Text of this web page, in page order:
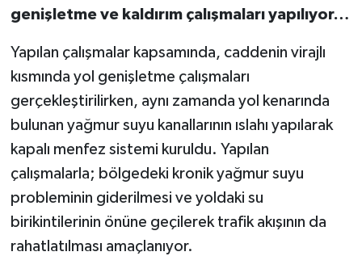
genişletme ve kaldırım çalışmaları yapılıyor…
Yapılan çalışmalar kapsamında, caddenin virajlı
kısmında yol genişletme çalışmaları
gerçekleştirilirken, aynı zamanda yol kenarında
bulunan yağmur suyu kanallarının ıslahı yapılarak
kapalı menfez sistemi kuruldu. Yapılan
çalışmalarla; bölgedeki kronik yağmur suyu
probleminin giderilmesi ve yoldaki su
birikintilerinin önüne geçilerek trafik akışının da
rahatlatılması amaçlanıyor.